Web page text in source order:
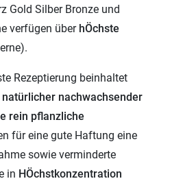
Gold Silber Bronze und
verfügen über hÖchste
Rezeptierung beinhaltet
natürlicher nachwachsender
rein pflanzliche
für eine gute Haftung eine
sowie verminderte
in HÖchstkonzentration